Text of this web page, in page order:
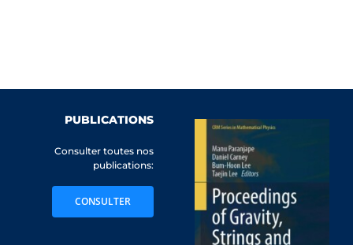
PUBLICATIONS
Consulter toutes nos
publications:
CONSULTER